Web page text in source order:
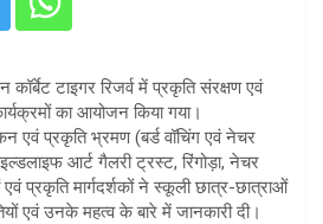
कॉर्बेट टाइगर रिजर्व में प्रकृति संरक्षण एवं
का आयोजन किया गया।
एवं प्रकृति भ्रमण (बर्ड वॉचिंग एवं नेचर
आर्ट गैलरी ट्रस्ट, रिंगोड़ा, नेचर
प्रकृति मार्गदर्शकों ने स्कूली छात्र-छात्राओं
एवं उनके महत्व के बारे में जानकारी दी।